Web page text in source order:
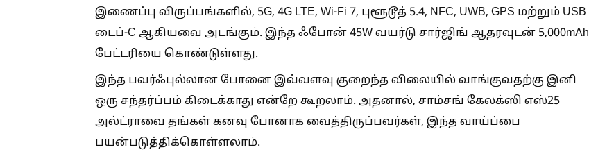
இணைப்பு விருப்பங்களில், 5G, 4G LTE, Wi-Fi 7, புளூடூத் 5.4, NFC, UWB, GPS மற்றும் USB
டைப்-C ஆகியவை அடங்கும். இந்த ஃபோன் 45W வயர்டு சார்ஜிங் ஆதரவுடன் 5,000mAh
பேட்டரியை கொண்டுள்ளது.
இந்த பவர்ஃபுல்லான போனை இவ்வளவு குறைந்த விலையில் வாங்குவதற்கு இனி
ஒரு சந்தர்ப்பம் கிடைக்காது என்றே கூறலாம். அதனால், சாம்சங் கேலக்ஸி எஸ்25
அல்ட்ராவை தங்கள் கனவு போனாக வைத்திருப்பவர்கள், இந்த வாய்ப்பை
பயன்படுத்திக்கொள்ளலாம்.